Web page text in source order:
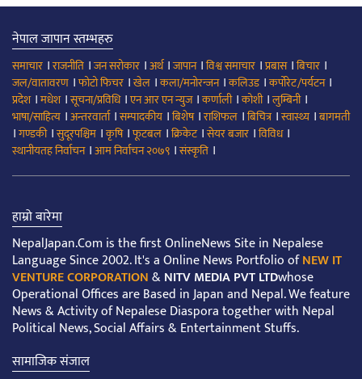
नेपाल जापान स्तम्भहरु
समाचार ।राजनीति ।जन सरोकार ।अर्थ।जापान।विश्व समाचार ।प्रबास।बिचार ।
जल/वातावरण ।फोटो फिचर ।खेल ।कला/मनोरन्जन।कलिउड।कर्पोरेट/पर्यटन।
प्रदेश।मधेश।सूचना/प्रविधि।एन आर एन न्युज।कर्णाली।कोशी।लुम्बिनी।
भाषा/साहित्य ।अन्तरवार्ता।सम्पादकीय ।बिशेष।राशिफल ।बिचित्र।स्वास्थ्य ।बागमती
।गण्डकी।सुदूरपश्चिम ।कृषि।फूटबल ।क्रिकेट।सेयर बजार ।विविध।
स्थानीयतह निर्वाचन।आम निर्वाचन २०७९ ।संस्कृति ।
हाम्रो बारेमा
NepalJapan.Com is the first OnlineNews Site in Nepalese
Language Since 2002. It's a Online News Portfolio ofNEW IT
VENTURE CORPORATION&NITV MEDIA PVT LTDwhose
Operational Offices are Based in Japan and Nepal. We feature
News & Activity of Nepalese Diaspora together with Nepal
Political News, Social Affairs & Entertainment Stuffs.
सामाजिक संजाल